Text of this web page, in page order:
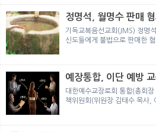
정명석, 월명수 판매
기독교복음선교회(JMS) 정명
신도들에게 불법으로 판매한
예장통합, 이단 예방
대한예수교장로회 통합(총회
책위원회(위원장 김태수 목사,